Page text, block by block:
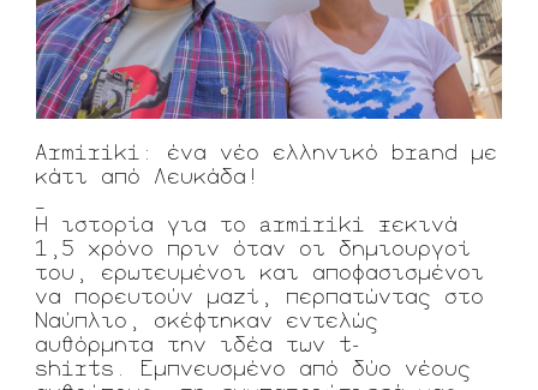
Armiriki: ένα νέο ελληνικό brand με
κάτι από Λευκάδα!
Η ιστορία για το armiriki ξεκινά
1,5 χρόνο πριν όταν οι δημιουργοί
του, ερωτευμένοι και αποφασισμένοι
να πορευτούν μαζί, περπατώντας στο
Ναύπλιο, σκέφτηκαν εντελώς
αυθόρμητα την ιδέα των t-
shirts. Εμπνευσμένο από δύο νέους